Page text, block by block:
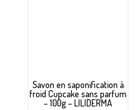
produit
Savon en saponification à
froid Cupcake sans parfum
– 100g – LILIDERMA